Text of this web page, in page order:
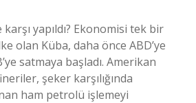
yapıldı? Ekonomisi tek bir
olan Küba, daha önce ABD’ye
satmaya başladı. Amerikan
şeker karşılığında
ham petrolü işlemeyi